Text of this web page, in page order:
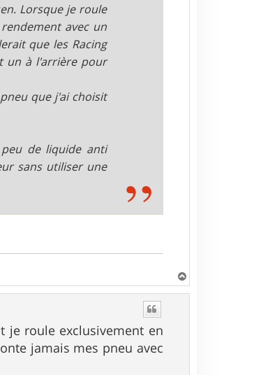
Lorsque je roule
avec un
que les Racing
un à l'arrière pour
que j'ai choisit
de liquide anti
sans utiliser une
a
je roule exclusivement en
jamais mes pneu avec